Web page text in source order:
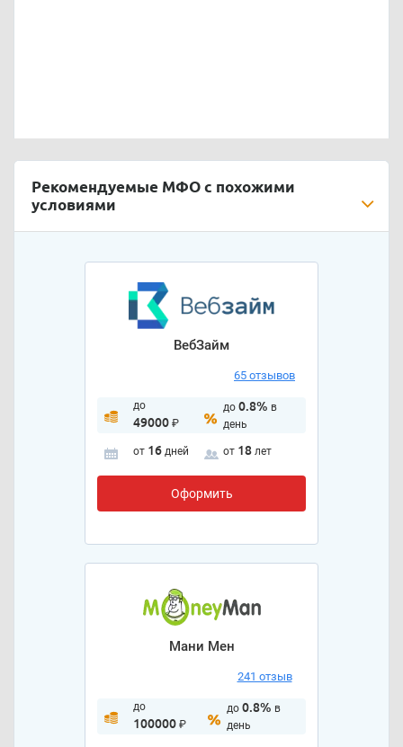
Рекомендуемые МФО с похожими
условиями
ВебЗайм
65 отзывов
до
49000₽
до 0.8% в
день
от 16 дней от 18 лет
Оформить
Мани Мен
241 отзыв
до
100000₽
до 0.8% в
день